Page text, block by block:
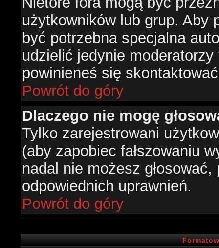
użytkowników lub grup. Aby
być potrzebna specjalna
udzielić jedynie
powinieneś się
Powrót do góry
Dlaczego nie mogę
Tylko zarejestrowani
(aby zapobiec fałszowaniu
nadal nie możesz
odpowiednich uprawnień.
Powrót do góry